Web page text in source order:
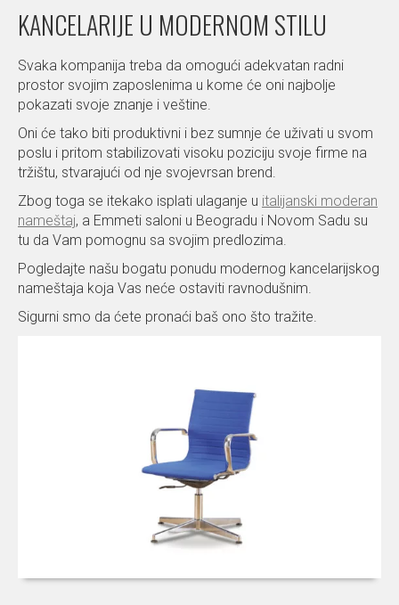
KANCELARIJE U MODERNOM STILU
Svaka kompanija treba da omogući adekvatan radni
prostor svojim zaposlenima u kome će oni najbolje
pokazati svoje znanje i veštine.
Oni će tako biti produktivni i bez sumnje će uživati u svom
poslu i pritom stabilizovati visoku poziciju svoje firme na
tržištu, stvarajući od nje svojevrsan brend.
Zbog toga se itekako isplati ulaganje u italijanski moderan
nameštaj, a Emmeti saloni u Beogradu i Novom Sadu su
tu da Vam pomognu sa svojim predlozima.
Pogledajte našu bogatu ponudu modernog kancelarijskog
nameštaja koja Vas neće ostaviti ravnodušnim.
Sigurni smo da ćete pronaći baš ono što tražite.